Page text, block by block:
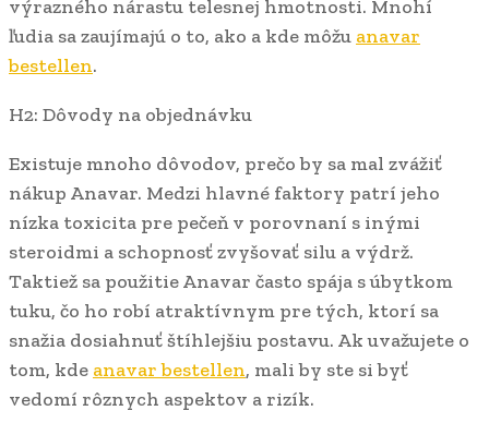
výrazného nárastu telesnej hmotnosti. Mnohí
ľudia sa zaujímajú o to, ako a kde môžu anavar
bestellen.
H2: Dôvody na objednávku
Existuje mnoho dôvodov, prečo by sa mal zvážiť
nákup Anavar. Medzi hlavné faktory patrí jeho
nízka toxicita pre pečeň v porovnaní s inými
steroidmi a schopnosť zvyšovať silu a výdrž.
Taktiež sa použitie Anavar často spája s úbytkom
tuku, čo ho robí atraktívnym pre tých, ktorí sa
snažia dosiahnuť štíhlejšiu postavu. Ak uvažujete o
tom, kde anavar bestellen, mali by ste si byť
vedomí rôznych aspektov a rizík.